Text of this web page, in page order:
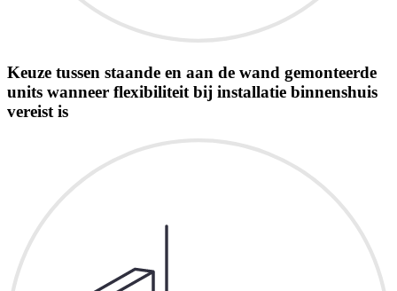
Keuze tussen staande en aan de wand gemonteerde
units wanneer flexibiliteit bij installatie binnenshuis
vereist is